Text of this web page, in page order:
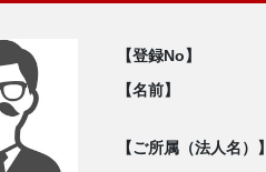
【登録No】
【名前】
【ご所属（法人名）】